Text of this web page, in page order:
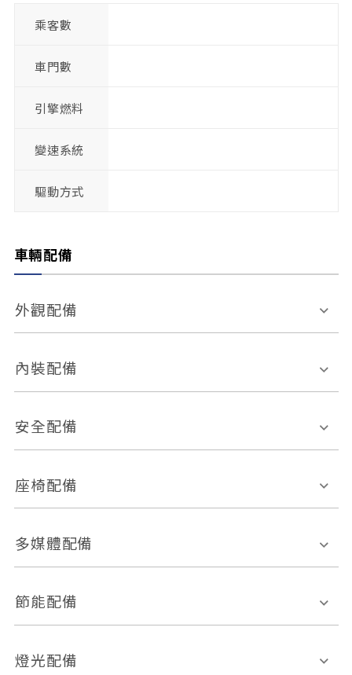
乘客數
車門數
引擎燃料
變速系統
驅動方式
車輛配備
外觀配備
電動天窗
後視鏡方向指示燈
內裝配備
多功能方向盤
恆溫空調
安全配備
前座正面氣囊
ABS防鎖死
車道偏離警示
自動停車系統 盲點偵測系統
倒車雷達
座椅配備
皮椅
多媒體配備
外部音源接入
節能配備
引擎啟閉系統
燈光配備